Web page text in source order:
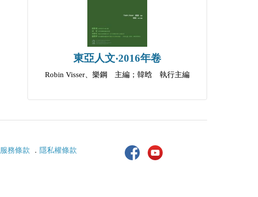
東亞人文‧2016年卷
Robin Visser、樂鋼 主編；韓晗 執行主編
服務條款 ． 隱私權條款